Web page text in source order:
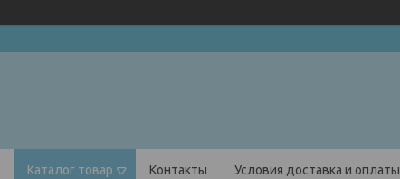
Каталог товар Контакты Условия доставка и оплаты